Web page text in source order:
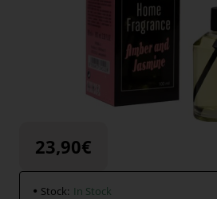
23,90€
Stock: In Stock